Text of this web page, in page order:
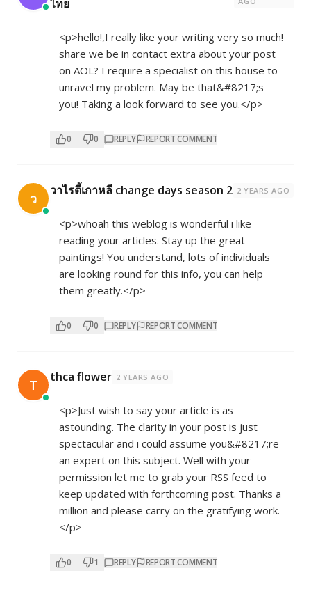
ไทย
<p>hello!,I really like your writing very so much!
share we be in contact extra about your post
on AOL? I require a specialist on this house to
unravel my problem. May be that&#8217;s
you! Taking a look forward to see you.</p>
0 0 REPLY REPORT COMMENT
ว วาไรตี้เกาหลี change days season 2 2 YEARS AGO
<p>whoah this weblog is wonderful i like
reading your articles. Stay up the great
paintings! You understand, lots of individuals
are looking round for this info, you can help
them greatly.</p>
0 0 REPLY REPORT COMMENT
T thca flower 2 YEARS AGO
<p>Just wish to say your article is as
astounding. The clarity in your post is just
spectacular and i could assume you&#8217;re
an expert on this subject. Well with your
permission let me to grab your RSS feed to
keep updated with forthcoming post. Thanks a
million and please carry on the gratifying work.
</p>
0 1 REPLY REPORT COMMENT